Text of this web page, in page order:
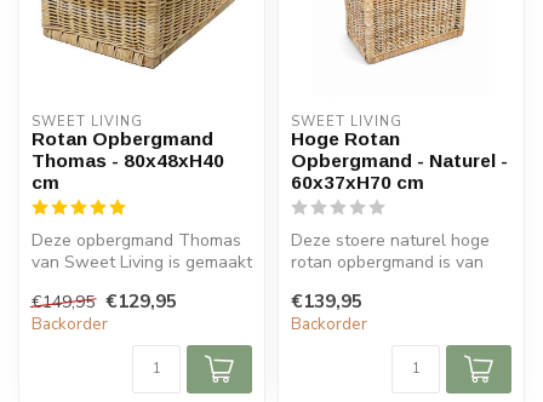
SWEET LIVING
Rotan Opbergmand
Thomas - 80x48xH40
cm
Deze opbergmand Thomas
van Sweet Living is gemaakt
nature...
€149,95 €129,95
Backorder
SWEET LIVING
Hoge Rotan
Opbergmand - Naturel -
60x37xH70 cm
Deze stoere naturel hoge
rotan opbergmand is van
mand ...
€139,95
Backorder